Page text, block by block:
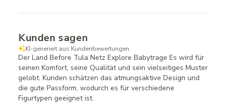
Kunden sagen
KI-generiert aus Kundenbewertungen.
Der Land Before Tula Netz Explore Babytrage Es wird für
seinen Komfort, seine Qualität und sein vielseitiges Muster
gelobt. Kunden schätzen das atmungsaktive Design und
die gute Passform, wodurch es für verschiedene
Figurtypen geeignet ist.